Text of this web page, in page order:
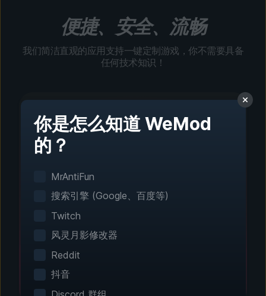
便捷、安全、流畅
我们简洁直观的应用支持一键定制游戏，你不需要具备
任何技术知识！
智能游戏检测功能可自动识别你已安装的游戏。无
你是怎么知道 WeMod
的？
MrAntiFun
搜索引擎 (Google、百度等)
Twitch
风灵月影修改器
Reddit
抖音